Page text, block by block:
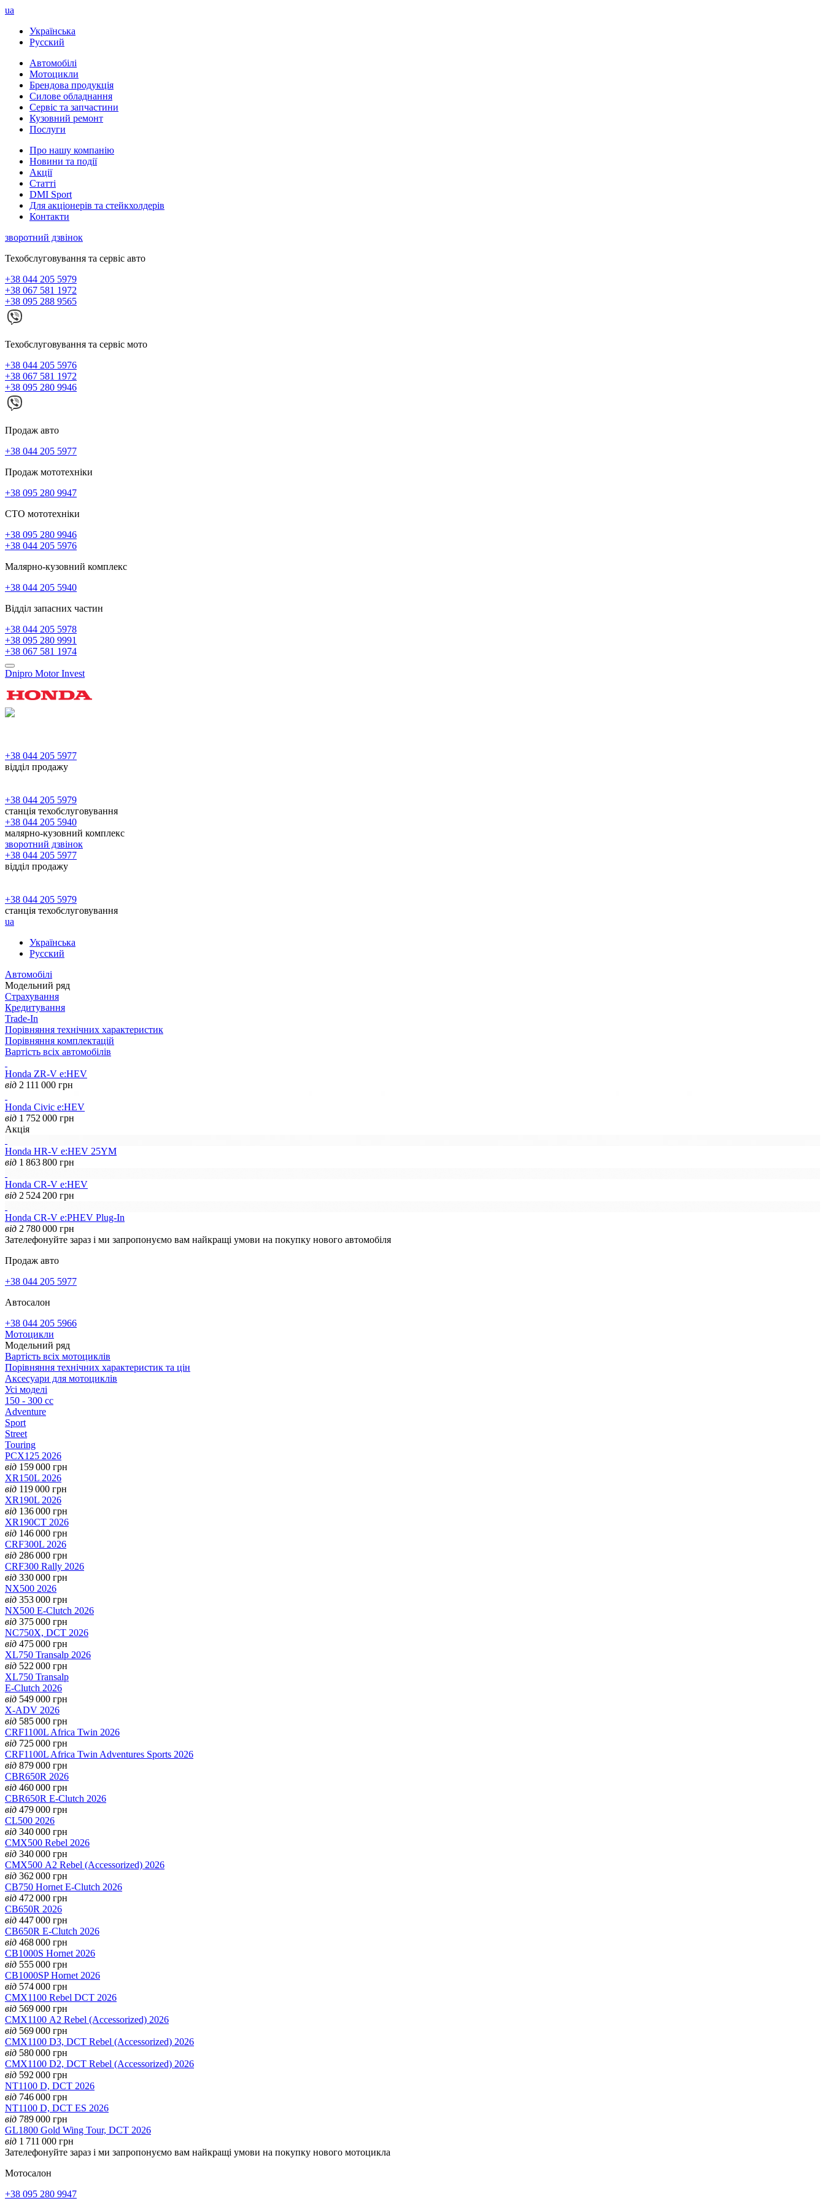
ua
Українська
Русский
Автомобілі
Мотоцикли
Брендова продукція
Силове обладнання
Сервіс та запчастини
Кузовний ремонт
Послуги
Про нашу компанію
Новини та події
Акції
Статті
DMI Sport
Для акціонерів та стейкхолдерів
Контакти
зворотний дзвінок
Техобслуговування та сервіс авто
+38 044 205 5979
+38 067 581 1972
+38 095 288 9565
Техобслуговування та сервіс мото
+38 044 205 5976
+38 067 581 1972
+38 095 280 9946
Продаж авто
+38 044 205 5977
Продаж мототехніки
+38 095 280 9947
СТО мототехніки
+38 095 280 9946
+38 044 205 5976
Малярно-кузовний комплекс
+38 044 205 5940
Відділ запасних частин
+38 044 205 5978
+38 095 280 9991
+38 067 581 1974
Dnipro Motor Invest
+38 044 205 5977
відділ продажу
+38 044 205 5979
станція техобслуговування
+38 044 205 5940
малярно-кузовний комплекс
зворотний дзвінок
+38 044 205 5977
відділ продажу
+38 044 205 5979
станція техобслуговування
ua
Українська
Русский
Автомобілі
Модельний ряд
Страхування
Кредитування
Trade-In
Порівняння технічних характеристик
Порівняння комплектацій
Вартість всіх автомобілів
Honda ZR-V e:HEV
від 2 111 000 грн
Honda Civic e:HEV
від 1 752 000 грн
Акція
Honda HR-V e:HEV 25YM
від 1 863 800 грн
Honda CR-V e:HEV
від 2 524 200 грн
Honda CR-V e:PHEV Plug-In
від 2 780 000 грн
Зателефонуйте зараз і ми запропонуємо вам найкращі умови на покупку нового автомобіля
Продаж авто
+38 044 205 5977
Автосалон
+38 044 205 5966
Мотоцикли
Модельний ряд
Вартість всіх мотоциклів
Порівняння технічних характеристик та цін
Аксесуари для мотоциклів
Усі моделі
150 - 300 cc
Adventure
Sport
Street
Touring
PCX125 2026
від 159 000 грн
XR150L 2026
від 119 000 грн
XR190L 2026
від 136 000 грн
XR190CT 2026
від 146 000 грн
CRF300L 2026
від 286 000 грн
CRF300 Rally 2026
від 330 000 грн
NX500 2026
від 353 000 грн
NX500 E-Clutch 2026
від 375 000 грн
NC750X, DCT 2026
від 475 000 грн
XL750 Transalp 2026
від 522 000 грн
XL750 Transalp
E-Clutch 2026
від 549 000 грн
X-ADV 2026
від 585 000 грн
CRF1100L Africa Twin 2026
від 725 000 грн
CRF1100L Africa Twin Adventures Sports 2026
від 879 000 грн
CBR650R 2026
від 460 000 грн
CBR650R E-Clutch 2026
від 479 000 грн
CL500 2026
від 340 000 грн
CMX500 Rebel 2026
від 340 000 грн
CMX500 А2 Rebel (Accessorized) 2026
від 362 000 грн
CB750 Hornet E-Clutch 2026
від 472 000 грн
CB650R 2026
від 447 000 грн
CB650R E-Clutch 2026
від 468 000 грн
CB1000S Hornet 2026
від 555 000 грн
CB1000SP Hornet 2026
від 574 000 грн
CMX1100 Rebel DCT 2026
від 569 000 грн
CMX1100 А2 Rebel (Accessorized) 2026
від 569 000 грн
CMX1100 D3, DCT Rebel (Accessorized) 2026
від 580 000 грн
CMX1100 D2, DCT Rebel (Accessorized) 2026
від 592 000 грн
NT1100 D, DCT 2026
від 746 000 грн
NT1100 D, DCT ES 2026
від 789 000 грн
GL1800 Gold Wing Tour, DCT 2026
від 1 711 000 грн
Зателефонуйте зараз і ми запропонуємо вам найкращі умови на покупку нового мотоцикла
Мотосалон
+38 095 280 9947